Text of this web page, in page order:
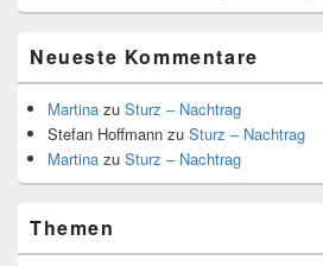
Neueste Kommentare
Martina zu Sturz – Nachtrag
Stefan Hoffmann zu Sturz – Nachtrag
Martina zu Sturz – Nachtrag
Themen